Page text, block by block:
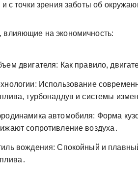
и с точки зрения заботы об
влияющие на экономичность:
двигателя: Как правило,
Использование
турбонаддув и системы
автомобиля: Форма
сопротивление воздуха․
вождения: Спокойный и